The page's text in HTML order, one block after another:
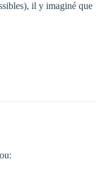
il y imaginé que